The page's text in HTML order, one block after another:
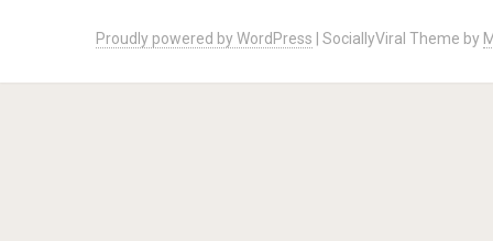
navigation
Proudly powered by WordPress SociallyViral Theme by